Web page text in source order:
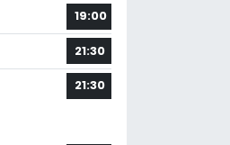
19:00
21:30
21:30